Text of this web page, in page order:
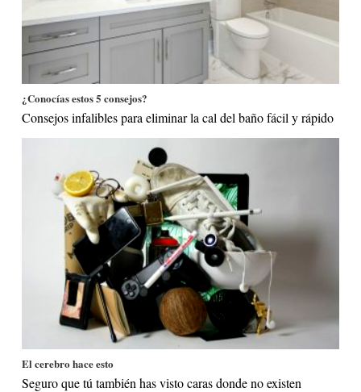
¿Conocías estos 5 consejos?
Consejos infalibles para eliminar la cal del baño fácil y rápido
El cerebro hace esto
Seguro que tú también has visto caras donde no existen